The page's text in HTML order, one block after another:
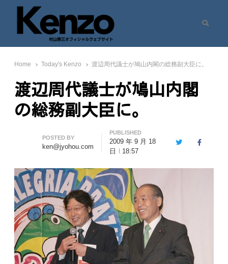
七転八起 – 村山憲三 Official Site
村山憲三ウェブサイト
Home Today's Kenzo 渡辺周代議士が鳩山内閣の総務副大臣に。
渡辺周代議士が鳩山内閣
の総務副大臣に。
Author
POSTED BY
ken@jyohou.com
PUBLISHED
2009 年 9 月 18
日
18:57
TwitterFacebook